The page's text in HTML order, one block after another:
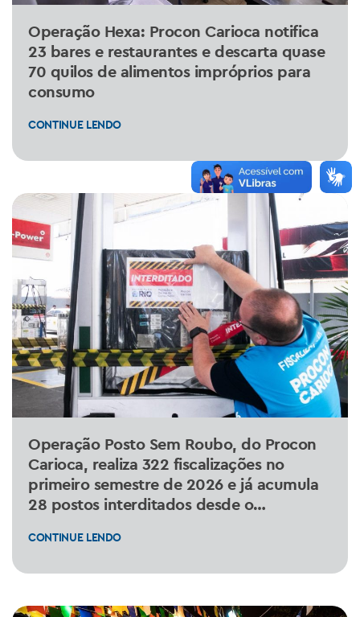
Operação Hexa: Procon Carioca notifica
23 bares e restaurantes e descarta quase
70 quilos de alimentos impróprios para
consumo
CONTINUE LENDO
Operação Posto Sem Roubo, do Procon
Carioca, realiza 322 fiscalizações no
primeiro semestre de 2026 e já acumula
28 postos interditados desde o
CONTINUE LENDO